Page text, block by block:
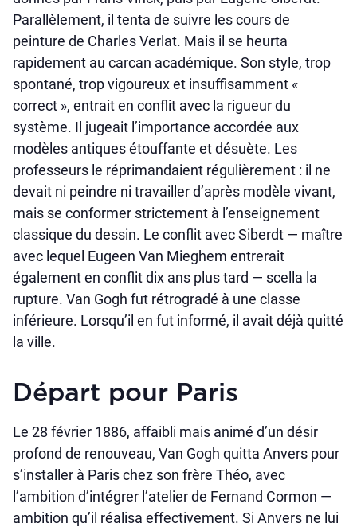
Parallèlement, il tenta de suivre les cours de
peinture de Charles Verlat. Mais il se heurta
rapidement au carcan académique. Son style, trop
spontané, trop vigoureux et insuffisamment «
correct », entrait en conflit avec la rigueur du
système. Il jugeait l’importance accordée aux
modèles antiques étouffante et désuète. Les
professeurs le réprimandaient régulièrement : il ne
devait ni peindre ni travailler d’après modèle vivant,
mais se conformer strictement à l’enseignement
classique du dessin. Le conflit avec Siberdt — maître
avec lequel Eugeen Van Mieghem entrerait
également en conflit dix ans plus tard — scella la
rupture. Van Gogh fut rétrogradé à une classe
inférieure. Lorsqu’il en fut informé, il avait déjà quitté
la ville.
Départ pour Paris
Le 28 février 1886, affaibli mais animé d’un désir
profond de renouveau, Van Gogh quitta Anvers pour
s’installer à Paris chez son frère Théo, avec
l’ambition d’intégrer l’atelier de Fernand Cormon —
ambition qu’il réalisa effectivement. Si Anvers ne lui